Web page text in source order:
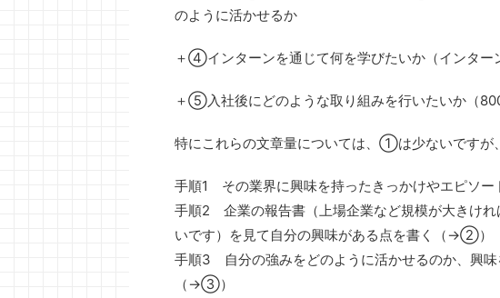
のように活かせるか
＋④インターンを通じて何を学びたいか（インター
＋⑤入社後にどのような取り組みを行いたいか（
特にこれらの文章量については、①は少ないです
手順1 その業界に興味を持ったきっかけやエピソ
手順2 企業の報告書（上場企業など規模が大きけれ
いです）を見て自分の興味がある点を書く（→②）
手順3 自分の強みをどのように活かせるのか、興味
（→③）